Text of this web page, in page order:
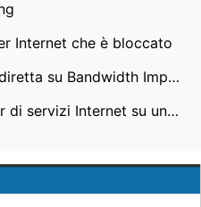
Internet che è bloccato
Non Ascoltare la radio in diretta su Bandwidth Impact Internet
Come utilizzare il provider di servizi Internet su un altro computer